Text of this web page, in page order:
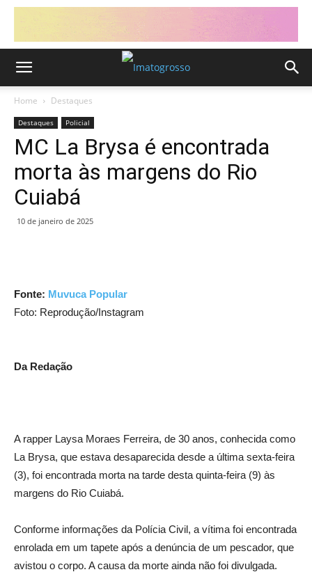
Home Destaques
Destaques Policial
MC La Brysa é encontrada
morta às margens do Rio
Cuiabá
10 de janeiro de 2025
Fonte: Muvuca Popular
Foto: Reprodução/Instagram
Da Redação
A rapper Laysa Moraes Ferreira, de 30 anos, conhecida como
La Brysa, que estava desaparecida desde a última sexta-feira
(3), foi encontrada morta na tarde desta quinta-feira (9) às
margens do Rio Cuiabá.
Conforme informações da Polícia Civil, a vítima foi encontrada
enrolada em um tapete após a denúncia de um pescador, que
avistou o corpo. A causa da morte ainda não foi divulgada.